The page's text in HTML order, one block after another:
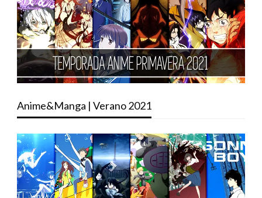
Anime&Manga | Verano 2021